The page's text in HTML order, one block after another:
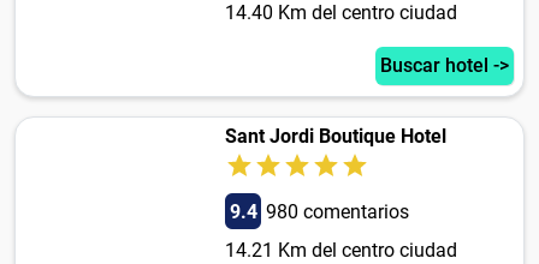
14.40 Km del centro ciudad
Buscar hotel ->
Sant Jordi Boutique Hotel
9.4 980 comentarios
14.21 Km del centro ciudad